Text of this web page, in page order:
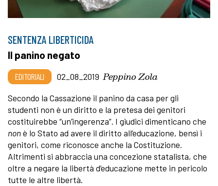
SENTENZA LIBERTICIDA
Il panino negato
EDITORIALI 02_08_2019 Peppino Zola
Secondo la Cassazione il panino da casa per gli
studenti non è un diritto e la pretesa dei genitori
costituirebbe “un’ingerenza”. I giudici dimenticano che
nonè lo Stato ad avere il diritto all’educazione, bensì i
genitori, come riconosce anche la Costituzione.
Altrimenti si abbraccia una concezione statalista, che
oltre a negare la libertà d’educazione mette in pericolo
tutte le altre libertà.